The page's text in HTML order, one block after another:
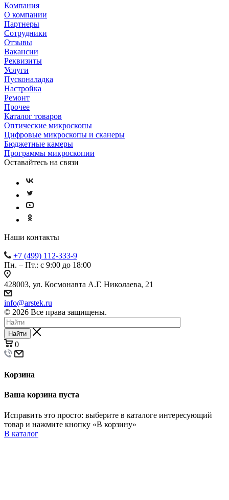
Компания
О компании
Партнеры
Сотрудники
Отзывы
Вакансии
Реквизиты
Услуги
Пусконаладка
Настройка
Ремонт
Прочее
Каталог товаров
Оптические микроскопы
Цифровые микроскопы и сканеры
Бюджетные камеры
Программы микроскопии
Оставайтесь на связи
Наши контакты
+7 (499) 112-333-9
Пн. – Пт.: с 9:00 до 18:00
428003, ул. Космонавта А.Г. Николаева, 21
info@arstek.ru
© 2026 Все права защищены.
Найти
0
Корзина
Ваша корзина пуста
Исправить это просто: выберите в каталоге интересующий
товар и нажмите кнопку «В корзину»
В каталог